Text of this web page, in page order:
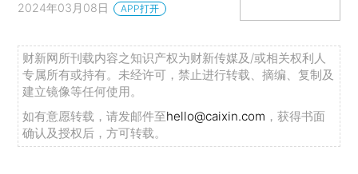
2024年03月08日 APP打开
财新网所刊载内容之知识产权为财新传媒及/或相关权利人
专属所有或持有。未经许可，禁止进行转载、摘编、复制及
建立镜像等任何使用。
如有意愿转载，请发邮件至hello@caixin.com ，获得书面
确认及授权后，方可转载。